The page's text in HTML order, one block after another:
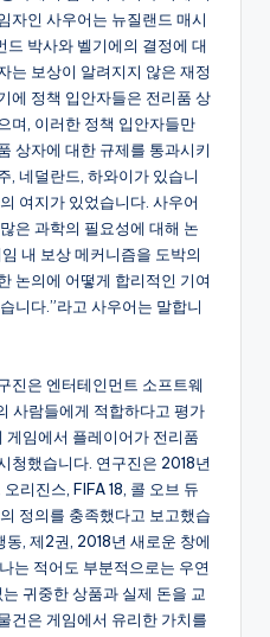
자인 사우어는 뉴질랜드 매시
박사와 벨기에의 결정에 대
는 보상이 알려지지 않은 재정
에 정책 입안자들은 전리품 상
며, 이러한 정책 입안자들만
상자에 대한 규제를 통과시키
, 네덜란드, 하와이가 있습니
여지가 있었습니다. 사우어
은 과학의 필요성에 대해 논
내 보상 메커니즘을 도박의
논의에 어떻게 합리적인 기여
니다.”라고 사우어는 말합니
진은 엔터테인먼트 소프트웨
사람들에게 적합하다고 평가
게임에서 플레이어가 전리품
청했습니다. 연구진은 2018년
리진스, FIFA 18, 콜 오브 듀
정의를 충족했다고 보고했습
, 제2권, 2018년 새로운 창에
는 적어도 부분적으로는 우연
귀중한 상품과 실제 돈을 교
건은 게임에서 유리한 가치를